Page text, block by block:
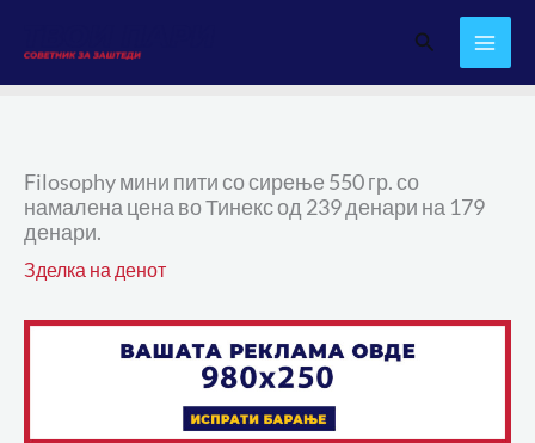
content
Search
Filosophy мини пити со сирење 550 гр. со
намалена цена во Тинекс од 239 денари на 179
денари.
Зделка на денот